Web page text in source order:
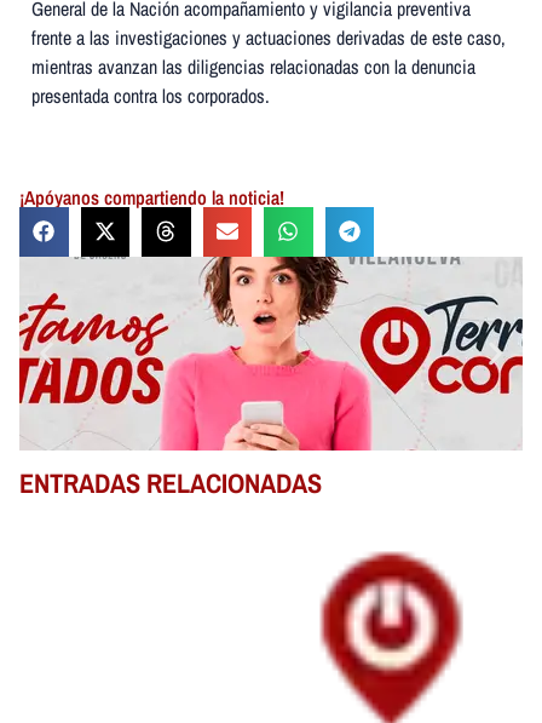
General de la Nación acompañamiento y vigilancia preventiva
frente a las investigaciones y actuaciones derivadas de este caso,
mientras avanzan las diligencias relacionadas con la denuncia
presentada contra los corporados.
¡Apóyanos compartiendo la noticia!
ENTRADAS RELACIONADAS